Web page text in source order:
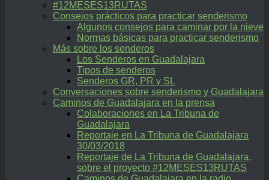
#12MESES13RUTAS
Consejos prácticos para practicar senderismo
Algunos consejos para caminar por la nieve
Normas básicas para practicar senderismo
Más sobre los senderos
Los Senderos en Guadalajara
Tipos de senderos
Senderos GR, PR y SL
Conversaciones sobre senderismo y Guadalajara
Caminos de Guadalajara en la prensa
Colaboraciones en La Tribuna de
Guadalajara
Reportaje en La Tribuna de Guadalajara
30/03/2018
Reportaje de La Tribuna de Guadalajara,
sobre el proyecto #12MESES13RUTAS